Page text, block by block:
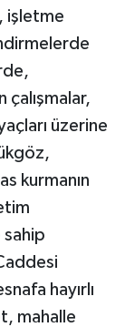
işletme
üzerine
kurmanın
sahip
hayırlı
mahalle